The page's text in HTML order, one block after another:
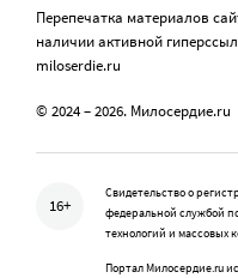
Перепечатка материалов
наличии активной
miloserdie.ru
© 2024 – 2026. Милосердие.ru
16+
Свидетельство о
федеральной службой
технологий и массовых
Портал Милосердие.ru